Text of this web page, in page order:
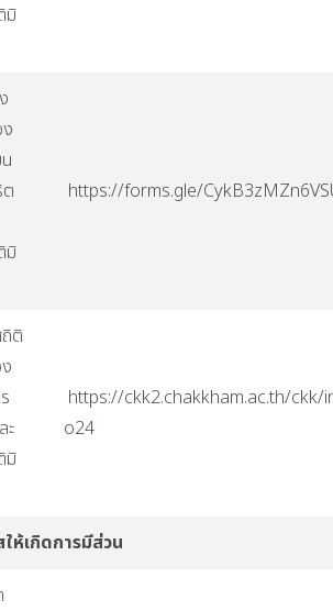
มิ
มิ
https://forms.gle/
ติ
ะ
มิ
https://ckk2.chakkham.ac.th/
o24
ห้เกิดการมีส่วน